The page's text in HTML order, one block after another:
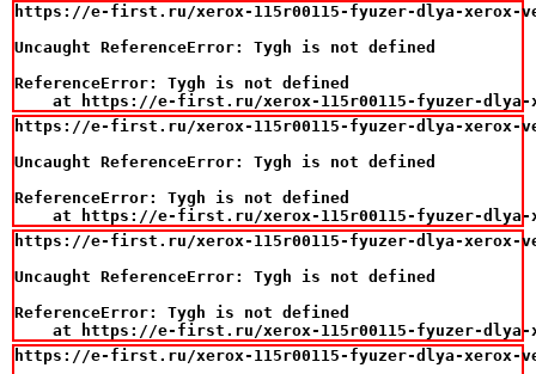
https://e-first.ru/xerox-115r00115-fyuzer-dlya-xerox-
Uncaught ReferenceError: Tygh is not defined
ReferenceError: Tygh is not defined
at https://e-first.ru/xerox-115r00115-fyuzer-
https://e-first.ru/xerox-115r00115-fyuzer-dlya-xerox-
Uncaught ReferenceError: Tygh is not defined
ReferenceError: Tygh is not defined
at https://e-first.ru/xerox-115r00115-fyuzer-
https://e-first.ru/xerox-115r00115-fyuzer-dlya-xerox-
Uncaught ReferenceError: Tygh is not defined
ReferenceError: Tygh is not defined
at https://e-first.ru/xerox-115r00115-fyuzer-
https://e-first.ru/xerox-115r00115-fyuzer-dlya-xerox-